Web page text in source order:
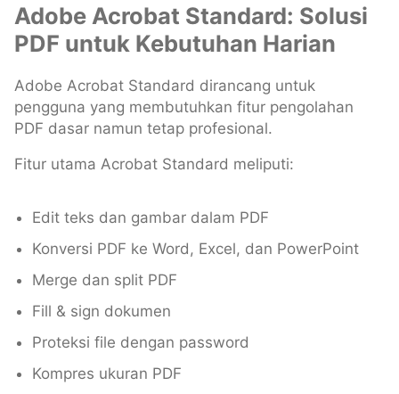
Adobe Acrobat Standard: Solusi
PDF untuk Kebutuhan Harian
Adobe Acrobat Standard dirancang untuk
pengguna yang membutuhkan fitur pengolahan
PDF dasar namun tetap profesional.
Fitur utama Acrobat Standard meliputi:
Edit teks dan gambar dalam PDF
Konversi PDF ke Word, Excel, dan PowerPoint
Merge dan split PDF
Fill & sign dokumen
Proteksi file dengan password
Kompres ukuran PDF